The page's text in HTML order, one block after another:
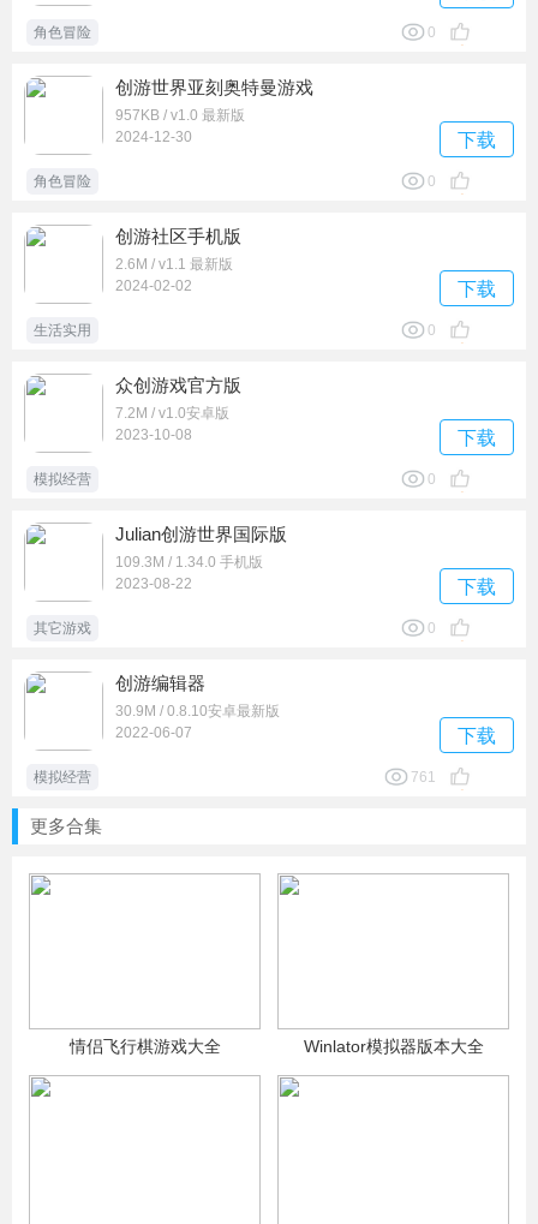
角色冒险 0
创游世界亚刻奥特曼游戏
957KB / v1.0 最新版
2024-12-30
下载
角色冒险 0
创游社区手机版
2.6M / v1.1 最新版
2024-02-02
下载
生活实用 0
众创游戏官方版
7.2M / v1.0安卓版
2023-10-08
下载
模拟经营 0
Julian创游世界国际版
109.3M / 1.34.0 手机版
2023-08-22
下载
其它游戏 0
创游编辑器
30.9M / 0.8.10安卓最新版
2022-06-07
下载
模拟经营 761
更多合集
情侣飞行棋游戏大全 Winlator模拟器版本大全